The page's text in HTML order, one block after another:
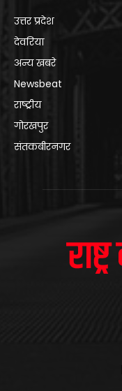
उत्तर प्रदेश
देवरिया
अन्य खबरे
Newsbeat
राष्ट्रीय
गोरखपुर
संतकबीरनगर